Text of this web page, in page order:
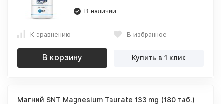
В наличии
К сравнению В избранное
В корзину Купить в 1 клик
Магний SNT Magnesium Taurate 133 mg (180 таб.)